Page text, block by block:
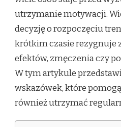
utrzymanie motywacji.
decyzję o rozpoczęciu
krótkim czasie rezygnuje
efektów, zmęczenia czy
W tym artykule
wskazówek, które
również utrzymać